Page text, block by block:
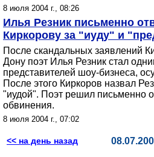
8 июля 2004 г., 08:26
Илья Резник письменно
Киркорову за "иуду" и
После скандальных заявлений
Дону поэт Илья Резник стал
представителей шоу-бизнеса,
После этого Киркоров назвал
"иудой". Поэт решил письменно
обвинения.
8 июля 2004 г., 07:02
<< на день назад